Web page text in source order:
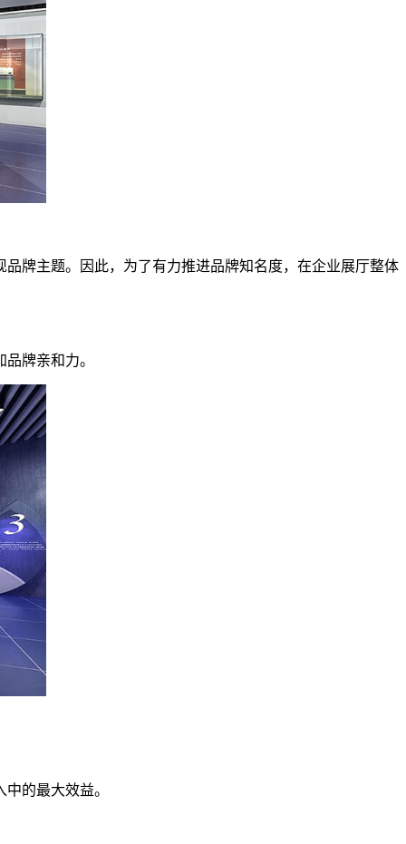
牌主题。因此，为了有力推进品牌知名度，在企业展厅整体
牌亲和力。
的最大效益。